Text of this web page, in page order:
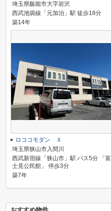
埼玉県飯能市大字岩沢
西武池袋線「元加治」駅 徒歩18分
築14年
ロココモダン Ｘ
埼玉県狭山市入間川
西武新宿線「狭山市」駅 バス5分 「富
士見公民館」 停歩3分
築7年